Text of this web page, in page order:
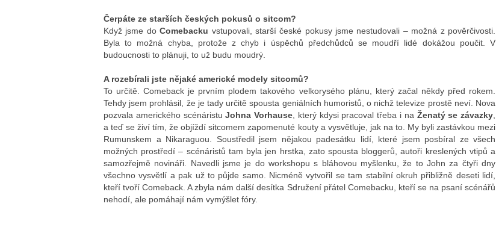
Čerpáte ze starších českých pokusů o sitcom?
Když jsme doComebacku vstupovali, starší české pokusy jsme nestudovali – možná z pověrčivosti.
Byla to možná chyba, protože z chyb i úspěchů předchůdců se moudří lidé dokážou poučit. V
budoucnosti to plánuji, to už budu moudrý.
A rozebírali jste nějaké americké modely sitcomů?
To určitě. Comeback je prvním plodem takového velkorysého plánu, který začal někdy před rokem.
Tehdy jsem prohlásil, že je tady určitě spousta geniálních humoristů, o nichž televize prostě neví. Nova
pozvala amerického scénáristuJohna Vorhause , který kdysi pracoval třeba i na Ženatý se závazky
a teď se živí tím, že objíždí sitcomem zapomenuté kouty a vysvětluje, jak na to. My byli zastávkou mezi
Rumunskem a Nikaraguou. Soustředil jsem nějakou padesátku lidí, které jsem posbíral ze všech
možných prostředí – scénáristů tam byla jen hrstka, zato spousta bloggerů, autoři kreslených vtipů a
samozřejmě novináři. Navedli jsme je do workshopu s bláhovou myšlenku, že to John za čtyři dny
všechno vysvětlí a pak už to půjde samo. Nicméně vytvořil se tam stabilní okruh přibližně deseti lidí,
kteří tvoří Comeback. A zbyla nám další desítka Sdružení přátel Comebacku, kteří se na psaní scénářů
nehodí, ale pomáhají nám vymýšlet fóry.